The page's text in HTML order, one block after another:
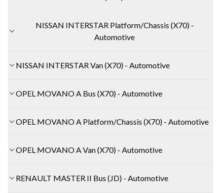
NISSAN INTERSTAR Platform/Chassis (X70) -
Automotive
NISSAN INTERSTAR Van (X70) - Automotive
OPEL MOVANO A Bus (X70) - Automotive
OPEL MOVANO A Platform/Chassis (X70) - Automotive
OPEL MOVANO A Van (X70) - Automotive
RENAULT MASTER II Bus (JD) - Automotive